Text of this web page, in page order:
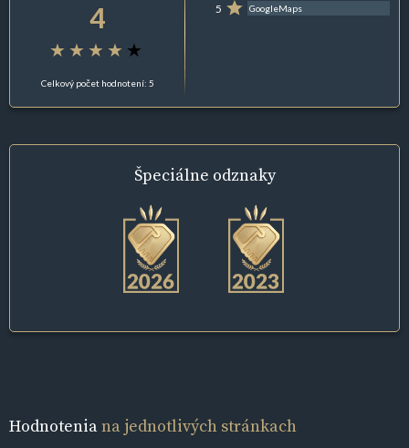
4
Celkový počet hodnotení: 5
5 GoogleMaps
Špeciálne odznaky
Hodnoteniana jednotlivých stránkach